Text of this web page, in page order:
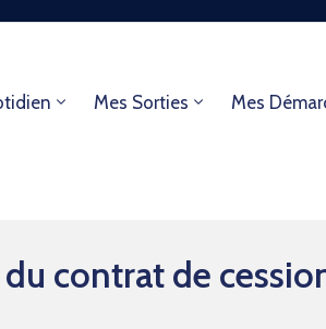
Mes Sorties Mes
contrat de